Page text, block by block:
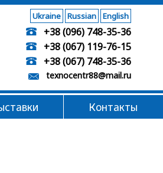
Ukraine Russian English
+38 (096) 748-35-36
+38 (067) 119-76-15
+38 (067) 748-35-36
texnocentr88@mail.ru
Контакты